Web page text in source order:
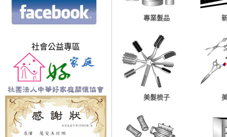
社會公益專區
專業髮品
美髮梳子